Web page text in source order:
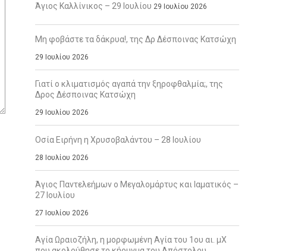
Άγιος Καλλίνικος – 29 Ιουλίου 29 Ιουλίου 2026
Μη φοβάστε τα δάκρυα!, της Δρ Δέσποινας Κατσώχη
29 Ιουλίου 2026
Γιατί ο κλιματισμός αγαπά την ξηροφθαλμία;, της
Δρος Δέσποινας Κατσώχη
29 Ιουλίου 2026
Οσία Ειρήνη η Χρυσοβαλάντου – 28 Ιουλίου
28 Ιουλίου 2026
Άγιος Παντελεήμων ο Μεγαλομάρτυς και Ιαματικός –
27 Ιουλίου
27 Ιουλίου 2026
Αγία Ωραιοζήλη, η μορφωμένη Αγία του 1ου αι. μΧ